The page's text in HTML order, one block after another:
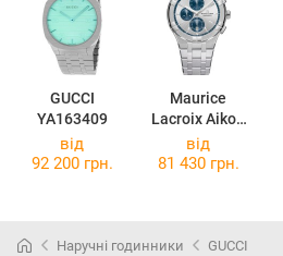
GUCCI
YA163409
Maurice
Lacroix Aikon
Quartz AI1118-
SS002-230-1
від
92 200 грн.
від
81 430 грн.
Наручні годинники GUCCI